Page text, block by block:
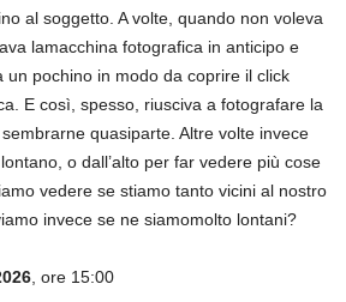
al soggetto. A volte, quando non voleva
lamacchina fotografica in anticipo e
un pochino in modo da coprire il click
E così, spesso, riusciva a fotografare la
quasiparte. Altre volte invece
o dall’alto per far vedere più cose
vedere se stiamo tanto vicini al nostro
invece se ne siamomolto lontani?
, ore 15:00